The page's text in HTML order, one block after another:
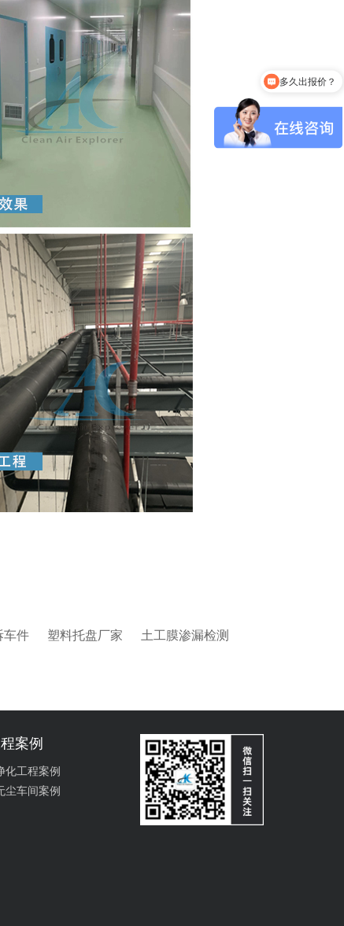
车件 塑料托盘厂家 土工膜渗漏检测
案例
化工程案例
尘车间案例
无尘车间装修多少钱一平？